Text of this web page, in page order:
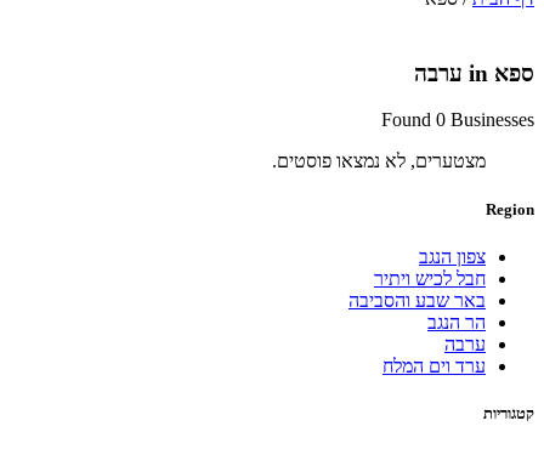
ספא in ערבה
Found 0 Businesses
מצטערים, לא נמצאו פוסטים.
Region
צפון הנגב
חבל לכיש ויתיר
באר שבע והסביבה
הר הנגב
ערבה
ערד וים המלח
קטגוריות